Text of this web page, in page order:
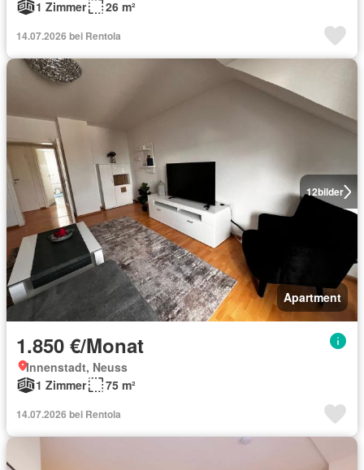
1 Zimmer
26 m²
14.07.2026 bei Rentola
12bilder
Apartment
1.850 €/Monat
Innenstadt, Neuss
1 Zimmer
75 m²
14.07.2026 bei Rentola